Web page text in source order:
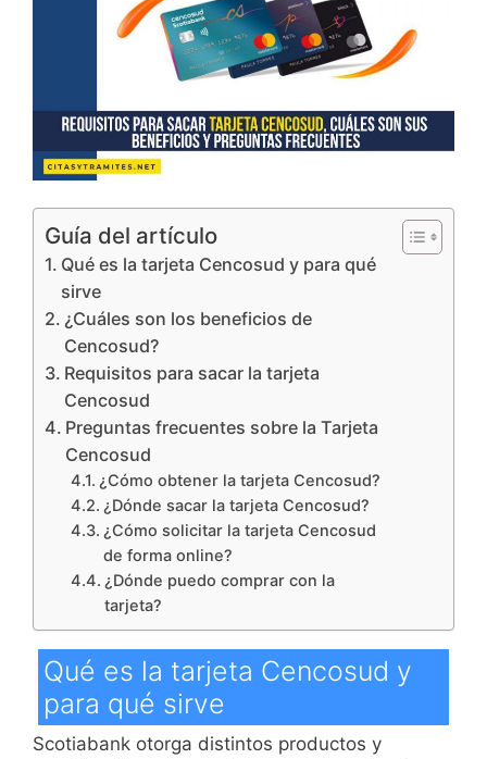
Guía del artículo
Qué es la tarjeta Cencosud y para qué
sirve
¿Cuáles son los beneficios de
Cencosud?
Requisitos para sacar la tarjeta
Cencosud
Preguntas frecuentes sobre la Tarjeta
Cencosud
¿Cómo obtener la tarjeta Cencosud?
¿Dónde sacar la tarjeta Cencosud?
¿Cómo solicitar la tarjeta Cencosud
de forma online?
¿Dónde puedo comprar con la
tarjeta?
Qué es la tarjeta Cencosud y
para qué sirve
Scotiabank otorga distintos productos y